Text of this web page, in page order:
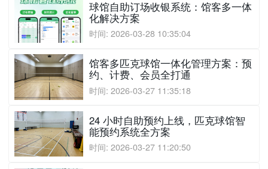
球馆自助订场收银系统：馆客多一体
化解决方案
时间: 2026-03-28 10:35:04
馆客多匹克球馆一体化管理方案：预
约、计费、会员全打通
时间: 2026-03-27 11:35:18
24 小时自助预约上线，匹克球馆智
能预约系统全方案
时间: 2026-03-27 11:20:50